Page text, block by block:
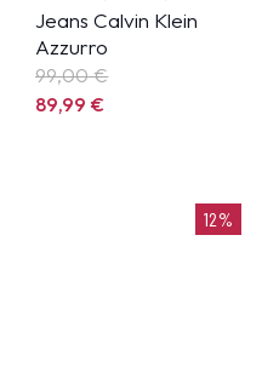
Jeans Calvin Klein
Azzurro
99,00 €
89,99€
12%